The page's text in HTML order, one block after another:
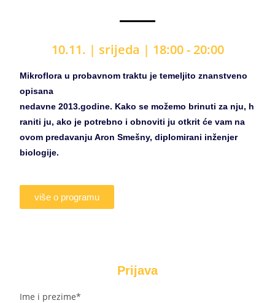
10.11. | srijeda | 18:00 - 20:00
Mikroflora u probavnom traktu je temeljito znanstveno
opisana
nedavne 2013.godine. Kako se možemo brinuti za nju, h
raniti ju, ako je potrebno i obnoviti ju otkrit će vam na
ovom predavanju Aron Smešny, diplomirani inženjer
biologije.
više o programu
Prijava
Ime i prezime*